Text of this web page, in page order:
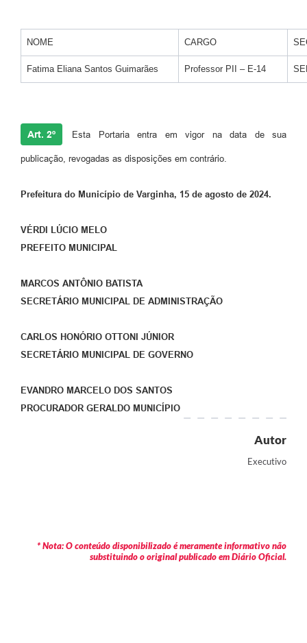
NOME CARGO
Fatima Eliana Santos Guimarães Professor PII – E-14
Art. 2º Esta Portaria entra em vigor na data de sua
publicação, revogadas as disposições em contrário.
Prefeitura do Município de Varginha, 15 de agosto de 2024.
VÉRDI LÚCIO MELO
PREFEITO MUNICIPAL
MARCOS ANTÔNIO BATISTA
SECRETÁRIO MUNICIPAL DE ADMINISTRAÇÃO
CARLOS HONÓRIO OTTONI JÚNIOR
SECRETÁRIO MUNICIPAL DE GOVERNO
EVANDRO MARCELO DOS SANTOS
PROCURADOR GERALDO MUNICÍPIO
Autor
Executivo
* Nota: O conteúdo disponibilizado é meramente informativo não
substituindo o original publicado em Diário Oficial.